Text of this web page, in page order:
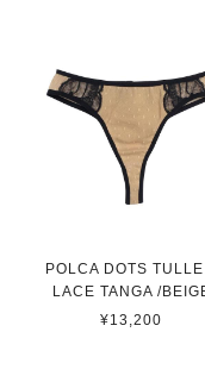
POLCA DOTS
LACE TANGA /
¥13,200